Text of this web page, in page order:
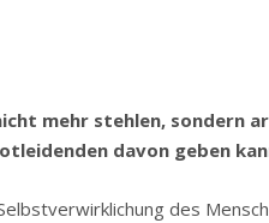
mehr stehlen, sondern
davon geben
des